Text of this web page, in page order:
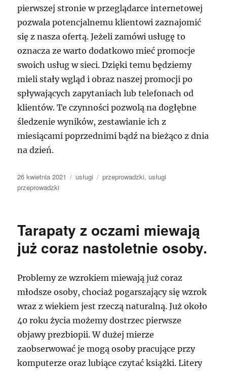
pierwszej stronie w przeglądarce internetowej
pozwala potencjalnemu klientowi zaznajomić
się z nasza ofertą. Jeżeli zamówi usługę to
oznacza ze warto dodatkowo mieć promocje
swoich usług w sieci. Dzięki temu będziemy
mieli stały wgląd i obraz naszej promocji po
spływających zapytaniach lub telefonach od
klientów. Te czynności pozwolą na dogłębne
śledzenie wyników, zestawianie ich z
miesiącami poprzednimi bądź na bieżąco z dnia
na dzień.
Data
publikacji
26 kwietnia 2021 Kategorie
usługi Tagi
przeprowadzki, usługi
przeprowadzki
Tarapaty z oczami miewają
już coraz nastoletnie osoby.
Problemy ze wzrokiem miewają już coraz
młodsze osoby, chociaż pogarszający się wzrok
wraz z wiekiem jest rzeczą naturalną. Już około
40 roku życia możemy dostrzec pierwsze
objawy prezbiopii. W dużej mierze
zaobserwować je mogą osoby pracujące przy
komputerze oraz lubiące czytać książki. Litery